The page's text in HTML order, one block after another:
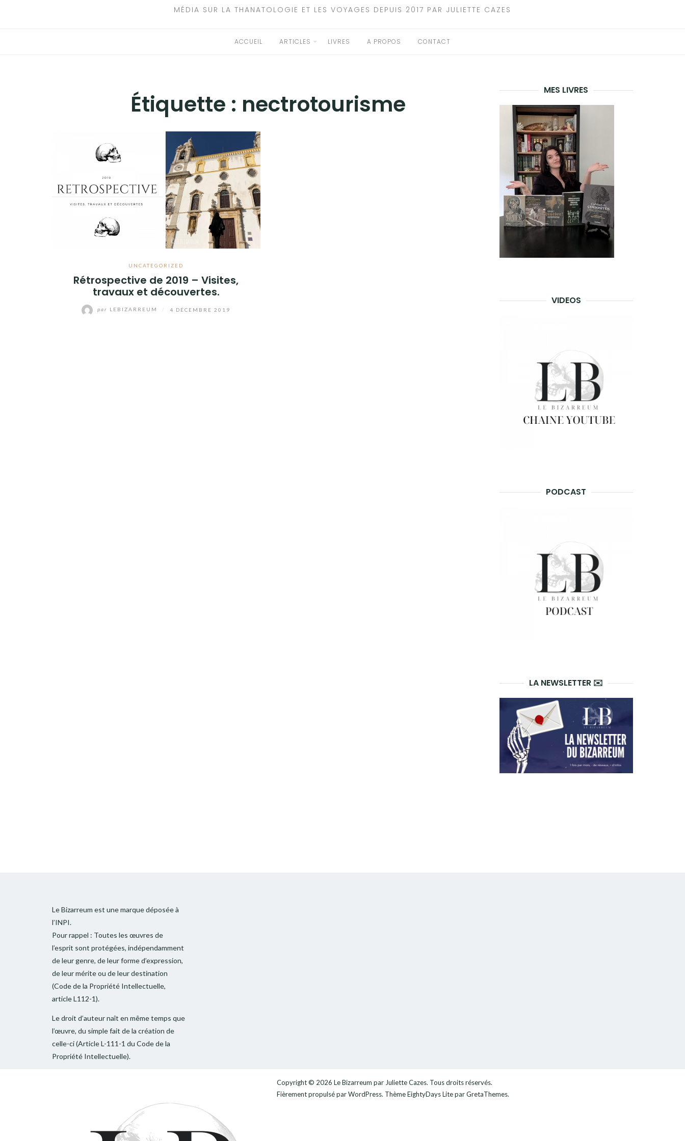
MÉDIA SUR LA THANATOLOGIE ET LES VOYAGES DEPUIS 2017 PAR JULIETTE CAZES
ACCUEIL ARTICLES LIVRES A PROPOS CONTACT
Étiquette : nectrotourisme
UNCATEGORIZED
Rétrospective de 2019 – Visites,
travaux et découvertes.
par LEBIZARREUM 4 DÉCEMBRE 2019
MES LIVRES
VIDEOS
PODCAST
LA NEWSLETTER ✉️
Le Bizarreum est une marque déposée à
l’INPI.
Pour rappel : Toutes les œuvres de
l’esprit sont protégées, indépendamment
de leur genre, de leur forme d’expression,
de leur mérite ou de leur destination
(Code de la Propriété Intellectuelle,
article L112-1).
Le droit d’auteur naît en même temps que
l’œuvre, du simple fait de la création de
celle-ci (Article L-111-1 du Code de la
Propriété Intellectuelle).
Copyright © 2026 Le Bizarreum par Juliette Cazes. Tous droits réservés.
Fièrement propulsé parWordPress. ThèmeEightyDays Litepar GretaThemes.